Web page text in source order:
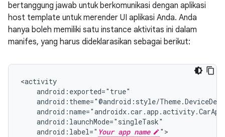
bertanggung jawab untuk berkomunikasi dengan aplikasi
host template untuk merender UI aplikasi Anda. Anda
hanya boleh memiliki satu instance aktivitas ini dalam
manifes, yang harus dideklarasikan sebagai berikut:
android:label=" Your app name ">